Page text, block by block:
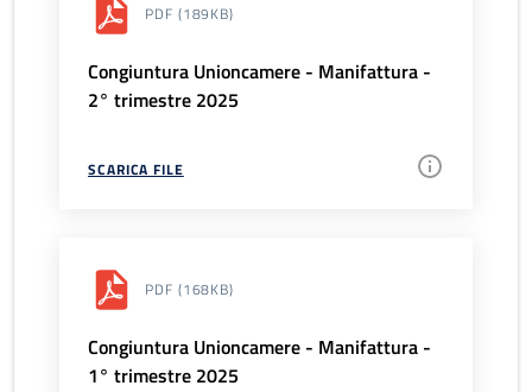
PDF (189KB)
Congiuntura Unioncamere - Manifattura -
2° trimestre 2025
SCARICA FILE
PDF (168KB)
Congiuntura Unioncamere - Manifattura -
1° trimestre 2025